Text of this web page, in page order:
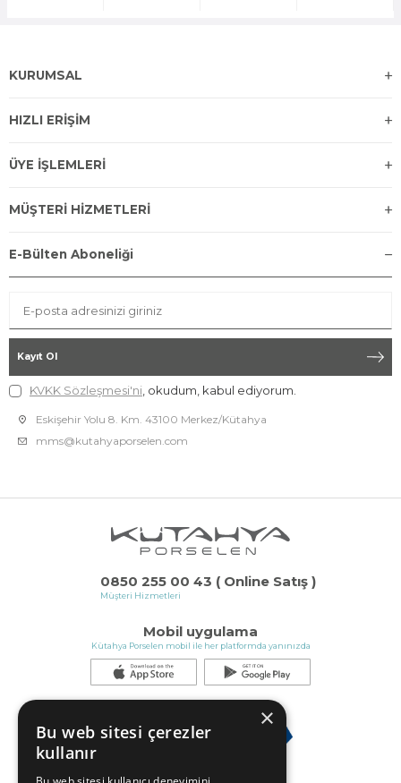
0850 255 00 43 ( Online Satış )
Müşteri Hizmetleri
Mobil uygulama
Kütahya Porselen mobil ile her platformda yanınızda
KURUMSAL
HIZLI ERİŞİM
ÜYE İŞLEMLERİ
MÜŞTERİ HİZMETLERİ
E-Bülten Aboneliği
Kayıt Ol
KVKK Sözleşmesi'ni , okudum, kabul ediyorum.
Eskişehir Yolu 8. Km. 43100 Merkez/Kütahya
mms@kutahyaporselen.com
×
Bu web sitesi çerezler
kullanır